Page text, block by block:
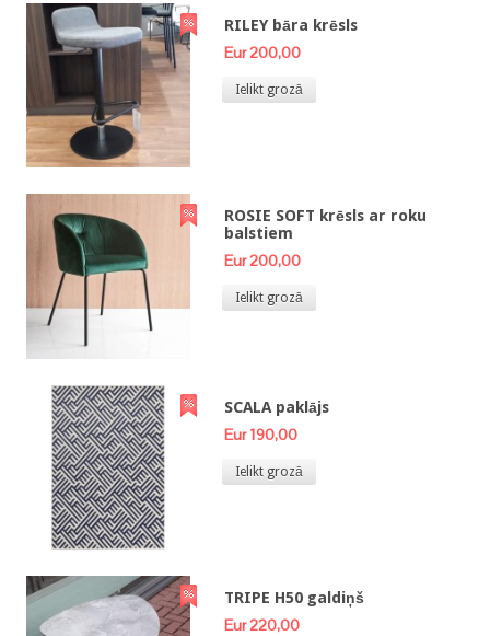
RILEY bāra krēsls
Eur 200,00
Ielikt grozā
ROSIE SOFT krēsls ar roku
balstiem
Eur 200,00
Ielikt grozā
SCALA paklājs
Eur 190,00
Ielikt grozā
TRIPE H50 galdiņš
Eur 220,00